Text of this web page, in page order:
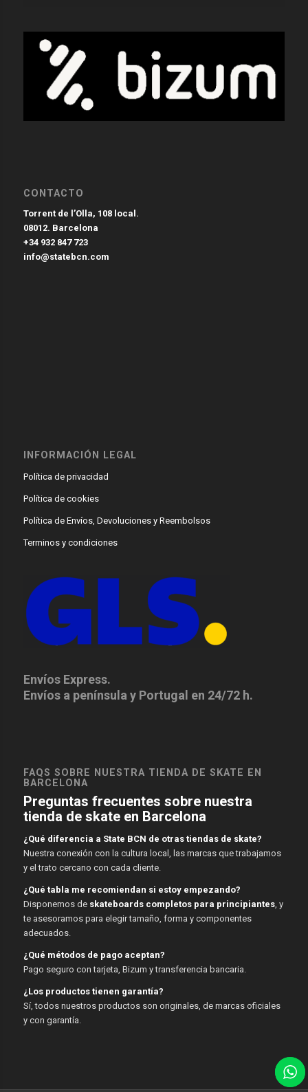
CONTACTO
Torrent de l’Olla, 108 local.
08012. Barcelona
+34 932 847 723
info@statebcn.com
INFORMACIÓN LEGAL
Política de privacidad
Política de cookies
Política de Envíos, Devoluciones y Reembolsos
Terminos y condiciones
Envíos Express.
Envíos a península y Portugal en 24/72 h.
FAQS SOBRE NUESTRA TIENDA DE SKATE EN
BARCELONA
Preguntas frecuentes sobre nuestra
tienda de skate en Barcelona
¿Qué diferencia a State BCN de otras tiendas de skate?
Nuestra conexión con la cultura local, las marcas que trabajamos
y el trato cercano con cada cliente.
¿Qué tabla me recomiendan si estoy empezando?
Disponemos de skateboards completos para principiantes, y
te asesoramos para elegir tamaño, forma y componentes
adecuados.
¿Qué métodos de pago aceptan?
Pago seguro con tarjeta, Bizum y transferencia bancaria.
¿Los productos tienen garantía?
Sí, todos nuestros productos son originales, de marcas oficiales
y con garantía.